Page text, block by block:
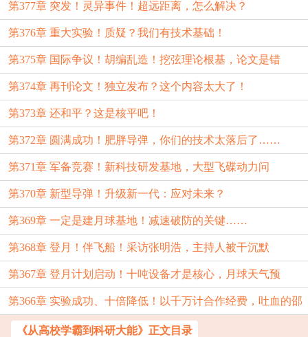
第377章 突发！灵异事件！超远距离，怎么解决？
第376章 重大实验！质疑？我们有技术基础！
第375章 国际争议！胡编乱造！挖弦理论根基，论文是错
的……
第374章 再刊论文！独立发布？这个内容太大了！
第373章 还和平？这是核平吧！
第372章 圆满成功！肥胖导弹，你们的技术太落后了……
第371章 军备竞赛！新科技研发基地，大型飞碟动力问
题……
第370章 新型导弹！升级新一代：应对未来？
第369章 一定是建月球基地！减速破防的关键……
第368章 登月！伴飞船！采访张明浩，主持人被干沉默
了……
第367章 登月计划启动！十吨设备才是核心，月球天气预
报！
第366章 实验成功、十倍降低！以千万计合作经费，吐血的邵
兵……《从高校学霸到科研大能》正文目录